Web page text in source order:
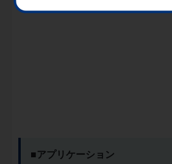
■アプリケーション